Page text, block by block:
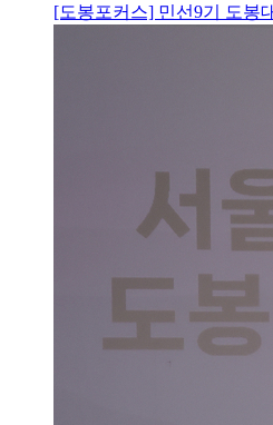
[도봉포커스] 민선9기 도봉